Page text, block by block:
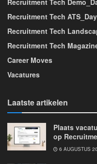
Recruitment Tech
Recruitment Tech
Recruitment Tech
Recruitment Tech
Career Moves
Vacatures
Laatste artikelen
Plaats
op
6 AUGUSTUS